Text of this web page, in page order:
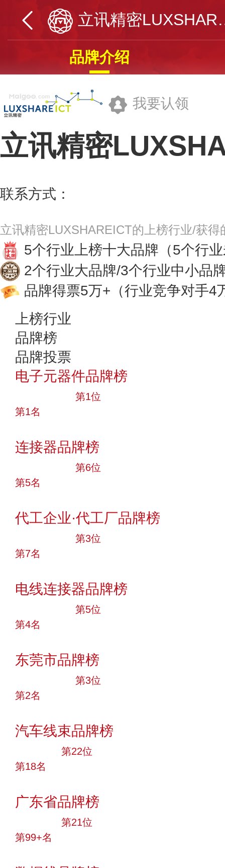
立讯
品牌介绍
我要认领
立讯精密
联系方式：
立讯精密LUXSHAREICT的上榜行业/获得
5个行业上榜十大品牌 （5个行
2个行业大品牌/3个行业中小品
品牌得票5万+ （行业竞争对手4
上榜行业
品牌榜
品牌投票
电子元器件品牌榜
第1位
第1名
连接器品牌榜
第6位
第5名
代工企业·代工厂品牌榜
第3位
第7名
电线连接器品牌榜
第5位
第4名
东莞市品牌榜
第3位
第2名
汽车线束品牌榜
第22位
第18名
广东省品牌榜
第21位
第99+名